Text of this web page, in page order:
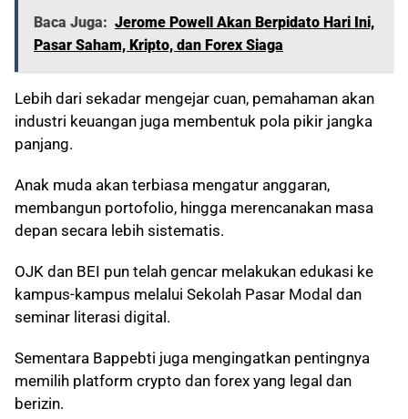
Baca Juga: Jerome Powell Akan Berpidato Hari Ini,
Pasar Saham, Kripto, dan Forex Siaga
Lebih dari sekadar mengejar cuan, pemahaman akan
industri keuangan juga membentuk pola pikir jangka
panjang.
Anak muda akan terbiasa mengatur anggaran,
membangun portofolio, hingga merencanakan masa
depan secara lebih sistematis.
OJK dan BEI pun telah gencar melakukan edukasi ke
kampus-kampus melalui Sekolah Pasar Modal dan
seminar literasi digital.
Sementara Bappebti juga mengingatkan pentingnya
memilih platform crypto dan forex yang legal dan
berizin.